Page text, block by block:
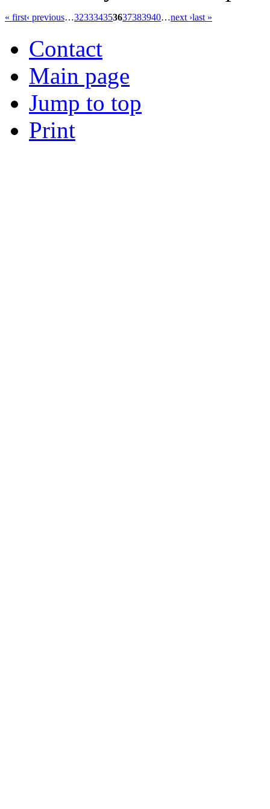
« first‹ previous…323334353637383940…next ›last »
Contact
Main page
Jump to top
Print